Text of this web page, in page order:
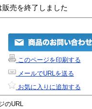
販売を終了しました
このページを印刷する
メールでURLを送る
お気に入りに追加する
のURL